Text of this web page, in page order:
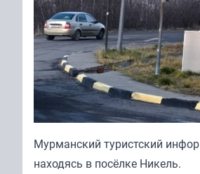
Мурманский туристский
находясь в посёлке Никель.